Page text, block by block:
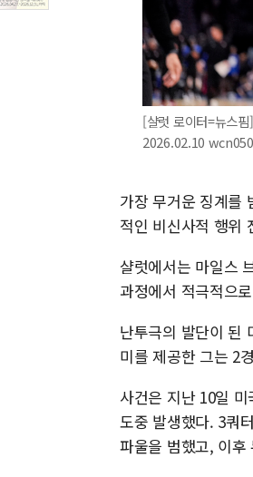
[샬럿 로이터=뉴스
2026.02.10
가장 무거운 징계를
적인 비신사적 행위
샬럿에서는 마일스
과정에서 적극적으
난투극의 발단이 된
미를 제공한 그는 2
사건은 지난 10일
도중 발생했다. 3쿼
파울을 범했고, 이후